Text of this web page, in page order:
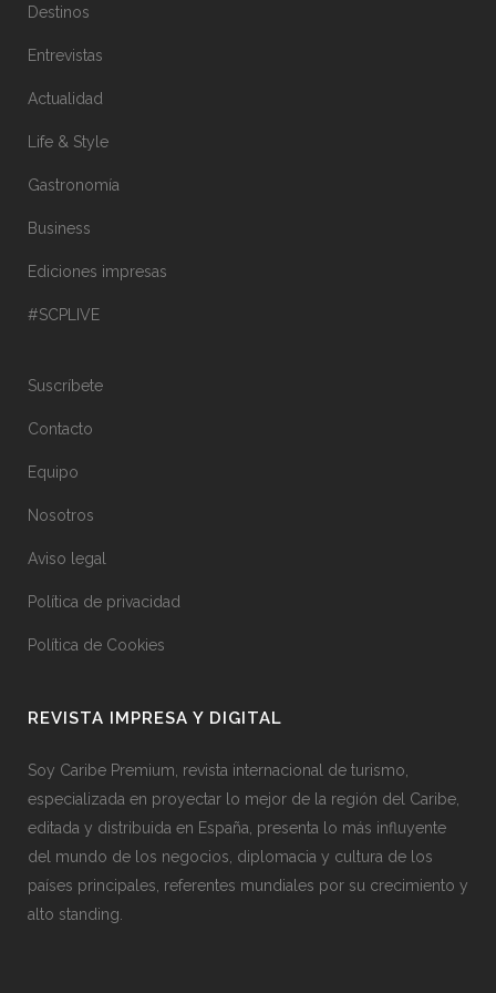
Destinos
Entrevistas
Actualidad
Life & Style
Gastronomía
Business
Ediciones impresas
#SCPLIVE
Suscríbete
Contacto
Equipo
Nosotros
Aviso legal
Política de privacidad
Política de Cookies
REVISTA IMPRESA Y DIGITAL
Soy Caribe Premium, revista internacional de turismo,
especializada en proyectar lo mejor de la región del Caribe,
editada y distribuida en España, presenta lo más influyente
del mundo de los negocios, diplomacia y cultura de los
países principales, referentes mundiales por su crecimiento y
alto standing.